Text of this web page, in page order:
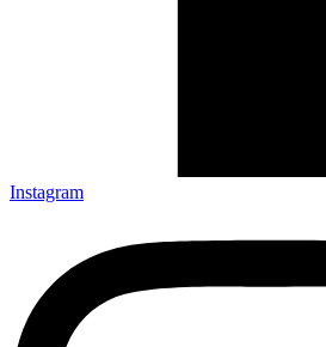
Instagram